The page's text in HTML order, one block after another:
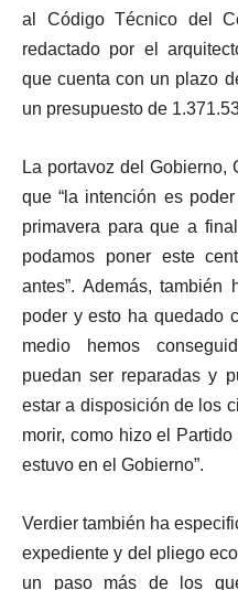
al Código Técnico del
redactado por el
que cuenta con un plazo
un presupuesto de
La portavoz del Gobierno,
que “la intención es
primavera para que a
podamos poner este
antes”. Además, también
poder y esto ha quedado
medio hemos
puedan ser reparadas y
estar a disposición de los
morir, como hizo el
estuvo en el Gobierno”.
Verdier también ha
expediente y del pliego
un paso más de los